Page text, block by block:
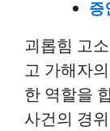
증
괴롭힘 고
고 가해자
한 역할을
사건의 경